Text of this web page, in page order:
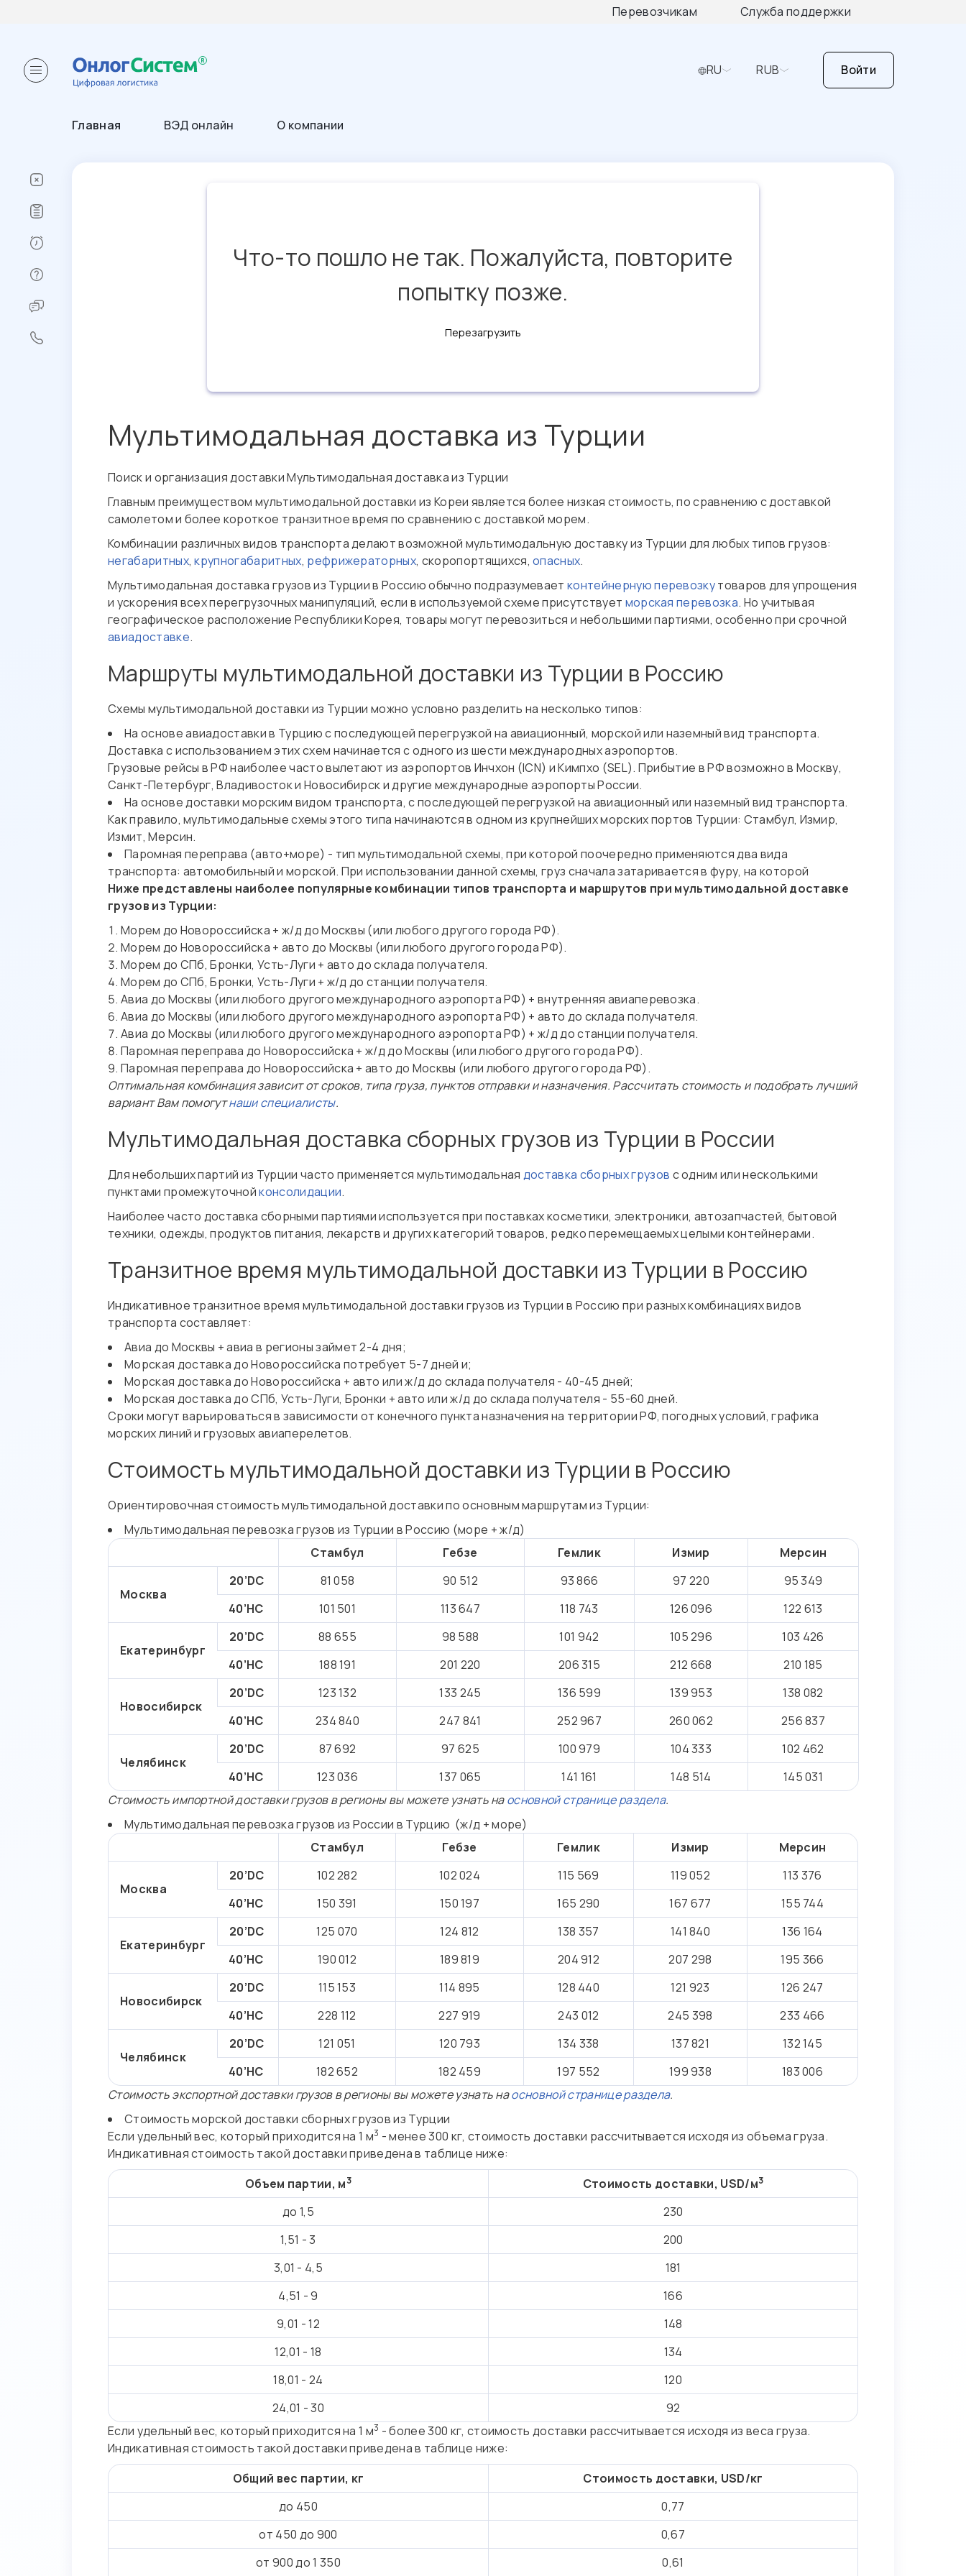
Перевозчикам Служба поддержки
RU RUB Войти
Главная ВЭД онлайн О компании
Что-то пошло не так. Пожалуйста, повторите
попытку позже.
Перезагрузить
Мультимодальная доставка из Турции
Поиск и организация доставки Мультимодальная доставка из Турции
Главным преимуществом мультимодальной доставки из Кореи является более низкая стоимость, по сравнению с доставкой
самолетом и более короткое транзитное время по сравнению с доставкой морем.
Комбинации различных видов транспорта делают возможной мультимодальную доставку из Турции для любых типов грузов:
негабаритных,крупногабаритных, рефрижераторных, скоропортящихся,опасных.
Мультимодальная доставка грузов из Турции в Россию обычно подразумеваетконтейнерную перевозкутоваров для упрощения
и ускорения всех перегрузочных манипуляций, если в используемой схеме присутствует морская перевозка. Но учитывая
географическое расположение Республики Корея, товары могут перевозиться и небольшими партиями, особенно при срочной
авиадоставке.
Маршруты мультимодальной доставки из Турции в Россию
Схемы мультимодальной доставки из Турции можно условно разделить на несколько типов:
На основе авиадоставки в Турцию с последующей перегрузкой на авиационный, морской или наземный вид транспорта.
Доставка с использованием этих схем начинается с одного из шести международных аэропортов.
Грузовые рейсы в РФ наиболее часто вылетают из аэропортов Инчхон (ICN) и Кимпхо (SEL). Прибытие в РФ возможно в Москву,
Санкт-Петербург, Владивосток и Новосибирск и другие международные аэропорты России.
На основе доставки морским видом транспорта, с последующей перегрузкой на авиационный или наземный вид транспорта.
Как правило, мультимодальные схемы этого типа начинаются в одном из крупнейших морских портов Турции: Стамбул, Измир,
Измит, Мерсин.
Паромная переправа (авто+море) - тип мультимодальной схемы, при которой поочередно применяются два вида
транспорта: автомобильный и морской. При использовании данной схемы, груз сначала затаривается в фуру, на которой
Ниже представлены наиболее популярные комбинации типов транспорта и маршрутов при мультимодальной доставке
грузов из Турции:
Морем до Новороссийска + ж/д до Москвы (или любого другого города РФ).
Морем до Новороссийска + авто до Москвы (или любого другого города РФ).
Морем до СПб, Бронки, Усть-Луги + авто до склада получателя.
Морем до СПб, Бронки, Усть-Луги + ж/д до станции получателя.
Авиа до Москвы (или любого другого международного аэропорта РФ) + внутренняя авиаперевозка.
Авиа до Москвы (или любого другого международного аэропорта РФ) + авто до склада получателя.
Авиа до Москвы (или любого другого международного аэропорта РФ) + ж/д до станции получателя.
Паромная переправа до Новороссийска + ж/д до Москвы (или любого другого города РФ).
Паромная переправа до Новороссийска + авто до Москвы (или любого другого города РФ).
Оптимальная комбинация зависит от сроков, типа груза, пунктов отправки и назначения. Рассчитать стоимость и подобрать лучший
вариант Вам помогутнаши специалисты.
Мультимодальная доставка сборных грузов из Турции в России
Для небольших партий из Турции часто применяется мультимодальная доставка сборных грузов с одним или несколькими
пунктами промежуточнойконсолидации.
Наиболее часто доставка сборными партиями используется при поставках косметики, электроники, автозапчастей, бытовой
техники, одежды, продуктов питания, лекарств и других категорий товаров, редко перемещаемых целыми контейнерами.
Транзитное время мультимодальной доставки из Турции в Россию
Индикативное транзитное время мультимодальной доставки грузов из Турции в Россию при разных комбинациях видов
транспорта составляет:
Авиа до Москвы + авиа в регионы займет 2-4 дня;
Морская доставка до Новороссийска потребует 5-7 дней и;
Морская доставка до Новороссийска + авто или ж/д до склада получателя - 40-45 дней;
Морская доставка до СПб, Усть-Луги, Бронки + авто или ж/д до склада получателя - 55-60 дней.
Сроки могут варьироваться в зависимости от конечного пункта назначения на территории РФ, погодных условий, графика
морских линий и грузовых авиаперелетов.
Стоимость мультимодальной доставки из Турции в Россию
Ориентировочная стоимость мультимодальной доставки по основным маршрутам из Турции:
Мультимодальная перевозка грузов из Турции в Россию (море + ж/д)
Стамбул
Гебзе Гемлик Измир Мерсин
Москва
20’DC 81 058 90 512 93 866 97 220
95 349
40’HC
101 501 113 647 118 743 126 096 122 613
Екатеринбург
20’DC 88 655 98 588 101 942 105 296
103 426
40’HC
188 191 201 220 206 315 212 668 210 185
Новосибирск
20’DC 123 132 133 245 136 599 139 953
138 082
40’HC
234 840 247 841 252 967 260 062 256 837
Челябинск
20’DC 87 692 97 625 100 979 104 333
102 462
40’HC
123 036 137 065 141 161 148 514
145 031
Стоимость импортной доставки грузов в регионы вы можете узнать наосновной странице раздела.
Мультимодальная перевозка грузов из России в Турцию (ж/д + море)
Стамбул
Гебзе Гемлик Измир Мерсин
Москва
20’DC 102 282 102 024 115 569 119 052
113 376
40’HC
150 391 150 197 165 290 167 677 155 744
Екатеринбург
20’DC 125 070 124 812 138 357 141 840
136 164
40’HC
190 012 189 819 204 912 207 298 195 366
Новосибирск
20’DC 115 153 114 895 128 440 121 923
126 247
40’HC
228 112 227 919 243 012 245 398 233 466
Челябинск
20’DC 121 051 120 793 134 338 137 821
132 145
40’HC
182 652 182 459 197 552 199 938
183 006
Стоимость экспортной доставки грузов в регионы вы можете узнать наосновной странице раздела.
Стоимость морской доставки сборных грузов из Турции
Если удельный вес, который приходится на 1 м3 - менее 300 кг, стоимость доставки рассчитывается исходя из объема груза.
Индикативная стоимость такой доставки приведена в таблице ниже:
Объем партии, м3 Стоимость доставки, USD/м3
до 1,5
230
1,51 - 3
200
3,01 - 4,5
181
4,51 - 9
166
9,01 - 12
148
12,01 - 18
134
18,01 - 24
120
24,01 - 30
92
Если удельный вес, который приходится на 1 м3 - более 300 кг, стоимость доставки рассчитывается исходя из веса груза.
Индикативная стоимость такой доставки приведена в таблице ниже:
Общий вес партии, кг
Стоимость доставки, USD/кг
до 450
0,77
от 450 до 900
0,67
от 900 до 1 350
0,61